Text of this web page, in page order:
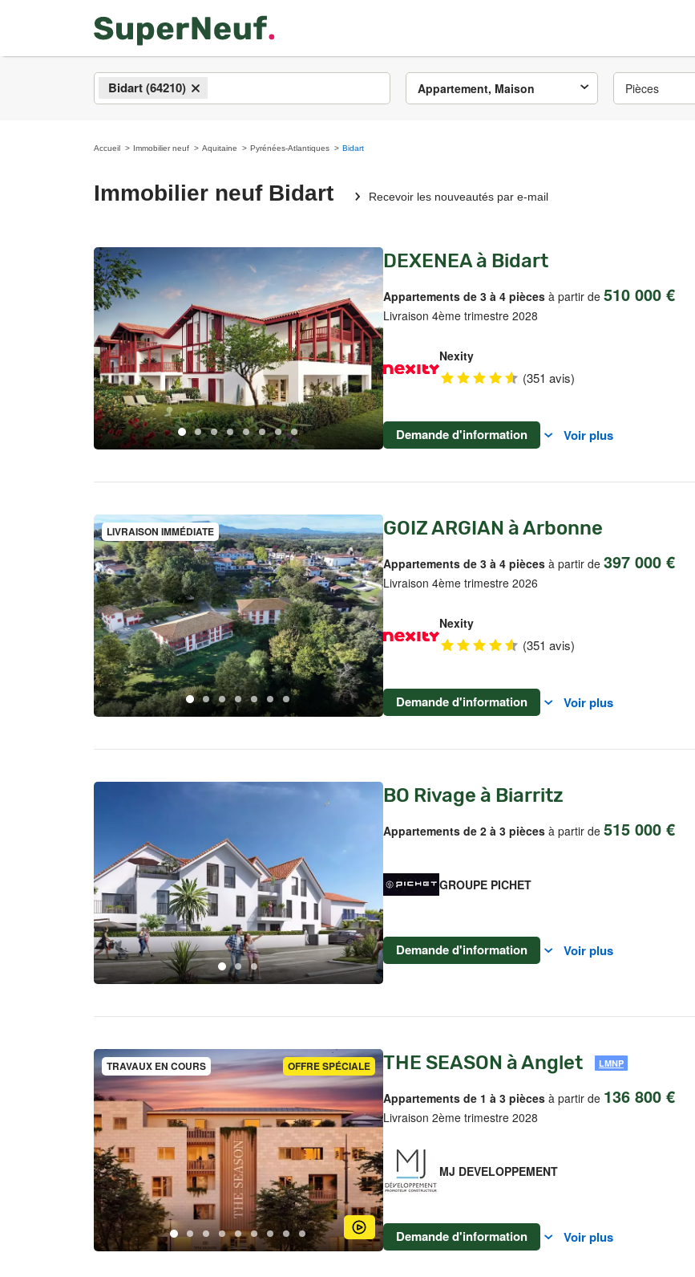
×
Bidart (64210) Appartement, Maison Pièces
Accueil Immobilier neuf Aquitaine Pyrénées-Atlantiques Bidart
Immobilier neuf Bidart Recevoir les nouveautés par e-mail
DEXENEA à Bidart
Appartements de 3 à 4 pièces à partir de 510 000 €
Livraison 4ème trimestre 2028
Nexity
(351 avis)
Demande d'information Voir plus
LIVRAISON IMMÉDIATE GOIZ ARGIAN à Arbonne
Appartements de 3 à 4 pièces à partir de 397 000 €
Livraison 4ème trimestre 2026
Nexity
(351 avis)
Demande d'information Voir plus
BO Rivage à Biarritz
Appartements de 2 à 3 pièces à partir de 515 000 €
GROUPE PICHET
Demande d'information Voir plus
OFFRE SPÉCIALE
TRAVAUX EN COURS THE SEASON à Anglet LMNP
Appartements de 1 à 3 pièces à partir de 136 800 €
Livraison 2ème trimestre 2028
MJ DEVELOPPEMENT
Demande d'information Voir plus